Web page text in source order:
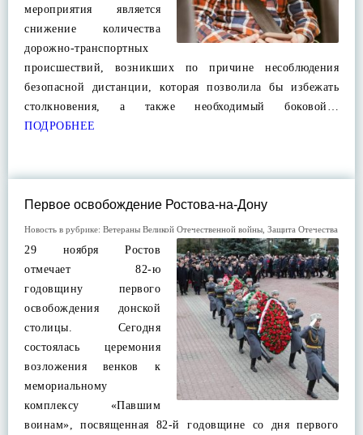
мероприятия является
снижение количества
дорожно-транспортных
происшествий, возникших по причине несоблюдения
безопасной дистанции, которая позволила бы избежать
столкновения, а также необходимый боковой…
ПОДРОБНЕЕ
Первое освобождение Ростова-на-Дону
Новость в рубрике: Ветераны Великой Отечественной войны Защита Отечества
29 ноября Ростов
отмечает 82-ю
годовщину первого
освобождения донской
столицы. Сегодня
состоялась церемония
возложения венков к
мемориальному
комплексу «Павшим
воинам», посвященная 82-й годовщине со дня первого